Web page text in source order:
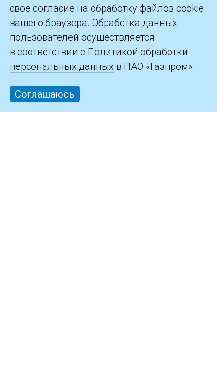
Контакты
свое согласие на обработку файлов cookie
вашего браузера. Обработка данных
пользователей осуществляется
в соответствии с Политикой обработки
персональных данных в ПАО «Газпром».
Соглашаюсь